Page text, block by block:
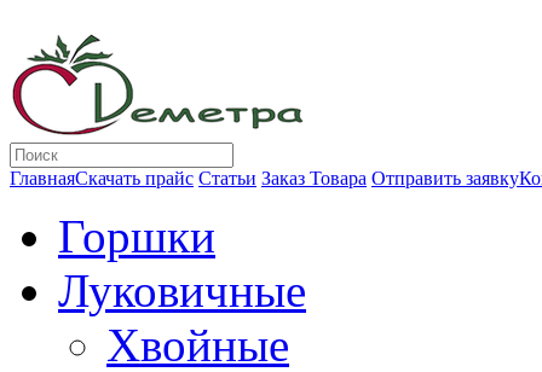
ГлавнаяСкачать прайс Статьи Заказ Товара Отправить заявку
Горшки
Луковичные
Хвойные